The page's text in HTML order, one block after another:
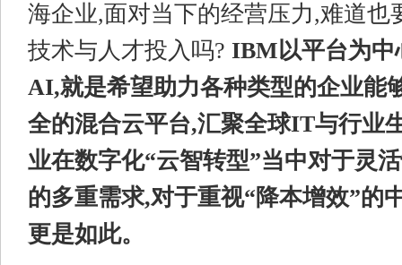
海企业,面对当下的经营压力,难道也
技术与人才投入吗? IBM以平台为中
AI,就是希望助力各种类型的企业能
全的混合云平台,汇聚全球IT与行业
业在数字化“云智转型”当中对于灵
的多重需求,对于重视“降本增效”的
更是如此。